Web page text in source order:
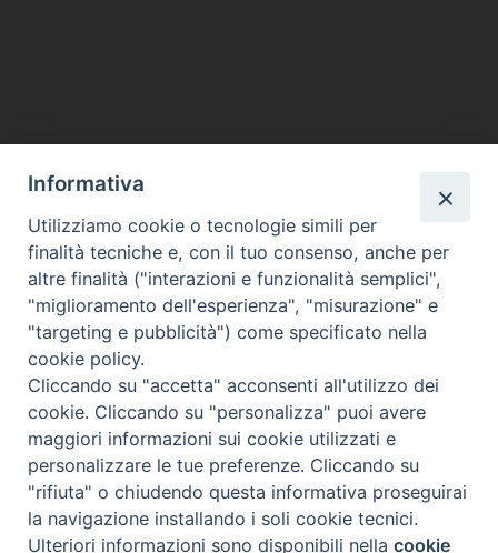
Piazza Mario Dottori, 14
02047 Poggio Mirteto (Rieti)
Informativa
Utilizziamo cookie o tecnologie simili per
finalità tecniche e, con il tuo consenso, anche per
altre finalità ("interazioni e funzionalità semplici",
"miglioramento dell'esperienza", "misurazione" e
"targeting e pubblicità") come specificato nella
cookie policy.
Cliccando su "accetta" acconsenti all'utilizzo dei
cookie. Cliccando su "personalizza" puoi avere
maggiori informazioni sui cookie utilizzati e
personalizzare le tue preferenze. Cliccando su
"rifiuta" o chiudendo questa informativa proseguirai
la navigazione installando i soli cookie tecnici.
Ulteriori informazioni sono disponibili nellacookie